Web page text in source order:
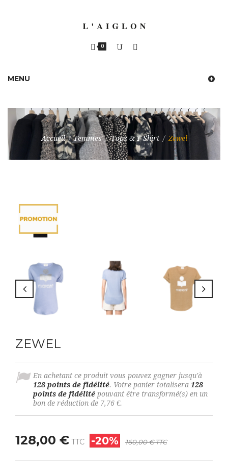
0
MENU
Accueil / Femmes / Tops & T-Shirt / Zewel
ZEWEL
En achetant ce produit vous pouvez gagner jusqu'à
128 points de fidélité. Votre panier totalisera 128
points de fidélité pouvant être transformé(s) en un
bon de réduction de 7,76 €.
128,00 € TTC -20% 160,00 €TTC